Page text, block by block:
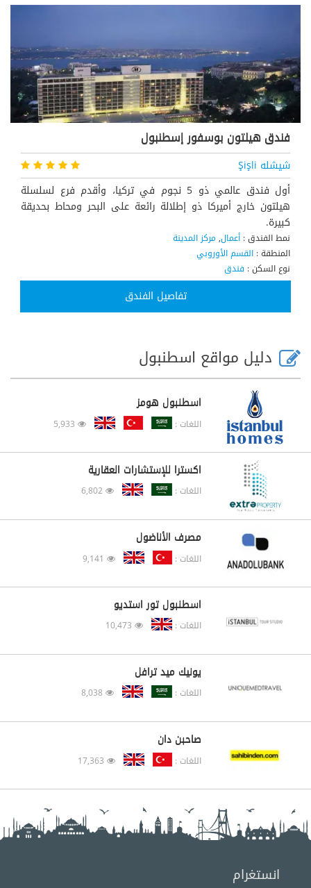
فندق هيلتون بوسفور إسطنبول
شيشله Şişli
أول فندق عالمي ذو 5 نجوم في تركيا، وأقدم فرع لسلسلة
هيلتون خارج أميركا ذو إطلالة رائعة على البحر ومحاط بحديقة
كبيرة.
نمط الفندق : أعمال, مركز المدينة
المنطقة : القسم الأوروبي
نوع السكن : فندق
وسوم :سلاسل عالمية
تفاصيل الفندق
دليل مواقع اسطنبول
اسطنبول هومز
اللغات : 5,933
اكسترا للإستشارات العقارية
اللغات : 6,802
مصرف الأناضول
اللغات : 9,141
اسطنبول تور استديو
اللغات : 10,473
يونيك ميد ترافل
اللغات : 8,038
صاحبن دان
اللغات : 17,363
انستغرام